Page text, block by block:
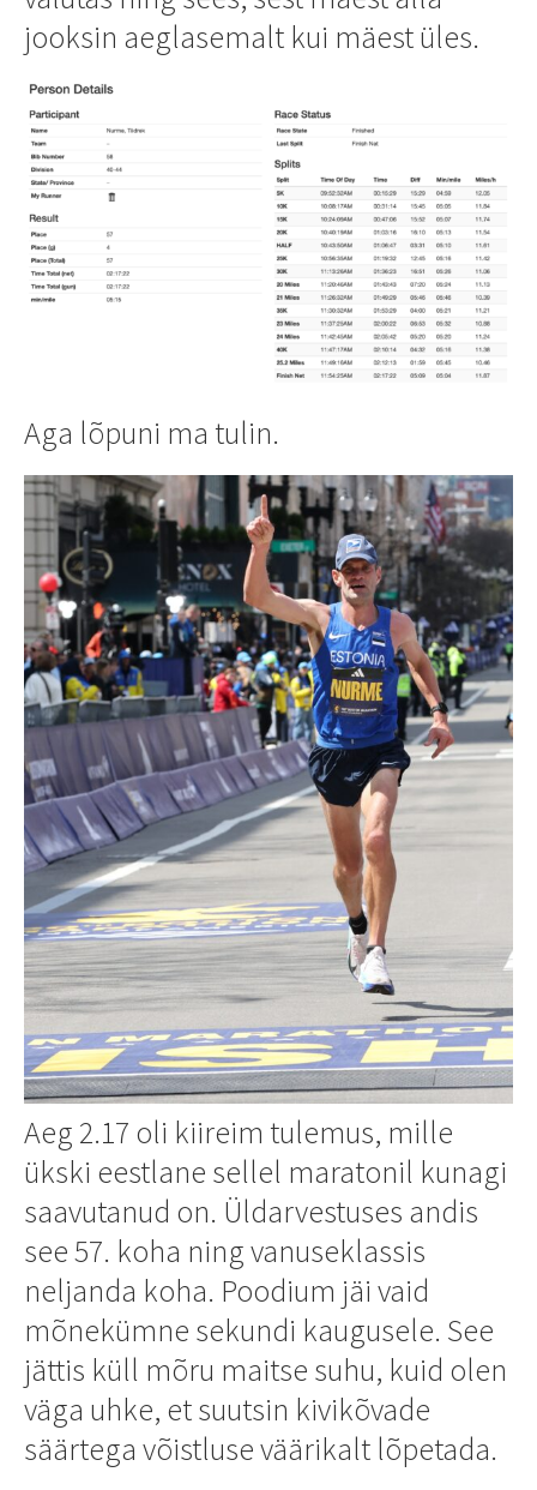
jooksin aeglasemalt kui mäest üles.
Aga lõpuni ma tulin.
Aeg 2.17 oli kiireim tulemus, mille
ükski eestlane sellel maratonil kunagi
saavutanud on. Üldarvestuses andis
see 57. koha ning vanuseklassis
neljanda koha. Poodium jäi vaid
mõnekümne sekundi kaugusele. See
jättis küll mõru maitse suhu, kuid olen
väga uhke, et suutsin kivikõvade
säärtega võistluse väärikalt lõpetada.